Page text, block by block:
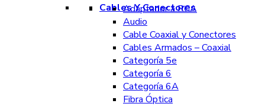
Cables Y Conectores
Adaptador a RCA
Audio
Cable Coaxial y Conectores
Cables Armados – Coaxial
Categoría 5e
Categoría 6
Categoría 6A
Fibra Óptica